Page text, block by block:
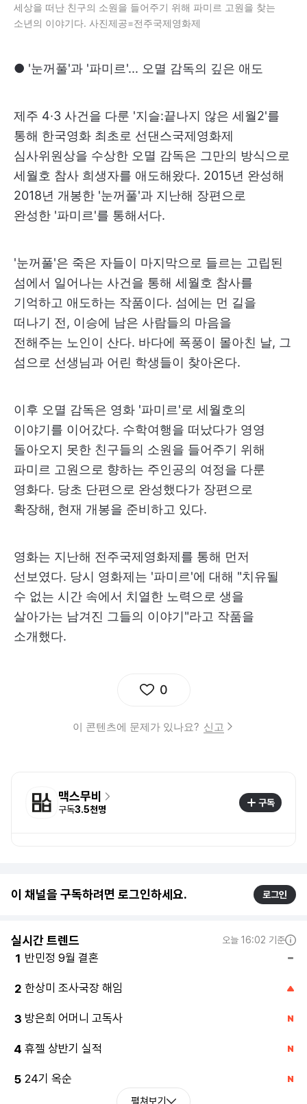
세상을 떠난 친구의 소원을 들어주기 위해 파미르 고원을 찾는
소년의 이야기다. 사진제공=전주국제영화제
● '눈꺼풀'과 '파미르'... 오멸 감독의 깊은 애도
제주 4·3 사건을 다룬 '지슬:끝나지 않은 세월2'를
통해 한국영화 최초로 선댄스국제영화제
심사위원상을 수상한 오멸 감독은 그만의 방식으로
세월호 참사 희생자를 애도해왔다. 2015년 완성해
2018년 개봉한 '눈꺼풀'과 지난해 장편으로
완성한 '파미르'를 통해서다.
'눈꺼풀'은 죽은 자들이 마지막으로 들르는 고립된
섬에서 일어나는 사건을 통해 세월호 참사를
기억하고 애도하는 작품이다. 섬에는 먼 길을
떠나기 전, 이승에 남은 사람들의 마음을
전해주는 노인이 산다. 바다에 폭풍이 몰아친 날, 그
섬으로 선생님과 어린 학생들이 찾아온다.
이후 오멸 감독은 영화 '파미르'로 세월호의
이야기를 이어갔다. 수학여행을 떠났다가 영영
돌아오지 못한 친구들의 소원을 들어주기 위해
파미르 고원으로 향하는 주인공의 여정을 다룬
영화다. 당초 단편으로 완성했다가 장편으로
확장해, 현재 개봉을 준비하고 있다.
영화는 지난해 전주국제영화제를 통해 먼저
선보였다. 당시 영화제는 '파미르'에 대해 "치유될
수 없는 시간 속에서 치열한 노력으로 생을
살아가는 남겨진 그들의 이야기"라고 작품을
소개했다.
0
이 콘텐츠에 문제가 있나요? 신고
맥스무비
구독3.5천명
구독
이 채널을 구독하려면 로그인하세요. 로그인
실시간 트렌드 오늘 16:02 기준
1 반민정 9월 결혼
2 한상미 조사국장 해임
3 방은희 어머니 고독사
4 휴젤 상반기 실적
5 24기 옥순
펼쳐보기